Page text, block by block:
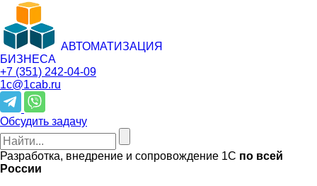
АВТОМАТИЗАЦИЯ
БИЗНЕСА
+7 (351) 242-04-09
1c@1cab.ru
Обсудить задачу
Разработка, внедрение и сопровождение 1С по всей
России